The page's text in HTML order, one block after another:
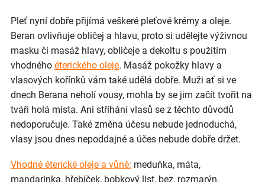
Pleť nyní dobře přijímá veškeré pleťové krémy a oleje.
Beran ovlivňuje obličej a hlavu, proto si udělejte výživnou
masku či masáž hlavy, obličeje a dekoltu s použitím
vhodného éterického oleje. Masáž pokožky hlavy a
vlasových kořínků vám také udělá dobře. Muži ať si ve
dnech Berana neholí vousy, mohla by se jim začít tvořit na
tváři holá místa. Ani stříhání vlasů se z těchto důvodů
nedoporučuje. Také změna účesu nebude jednoduchá,
vlasy jsou dnes nepoddajné a účes nebude dobře držet.
Vhodné éterické oleje a vůně: meduňka, máta,
mandarinka, hřebíček, bobkový list, bez, rozmarýn,